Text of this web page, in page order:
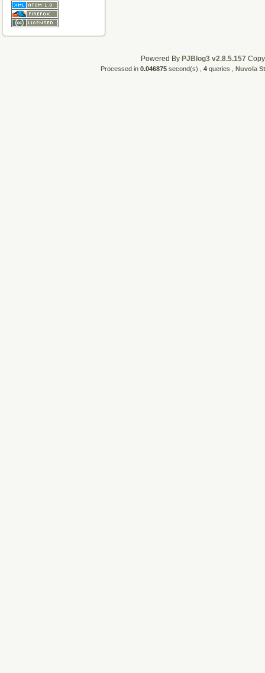
Powered By PJBlog3 v2.8.5.157
Processed in 0.046875 second(s) , 4 queries , Nuvola